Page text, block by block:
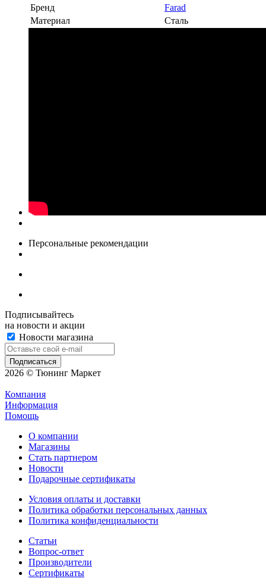
Бренд
Farad
Материал
Сталь
Персональные рекомендации
Подписывайтесь
на новости и акции
Новости магазина
2026 © Тюнинг Маркет
Компания
Информация
Помощь
О компании
Магазины
Стать партнером
Новости
Подарочные сертификаты
Условия оплаты и доставки
Политика обработки персональных данных
Политика конфиденциальности
Статьи
Вопрос-ответ
Производители
Сертификаты